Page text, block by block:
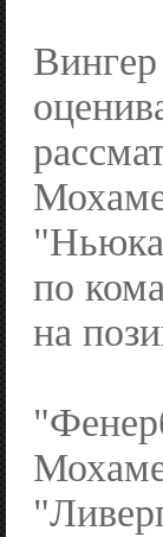
по
на